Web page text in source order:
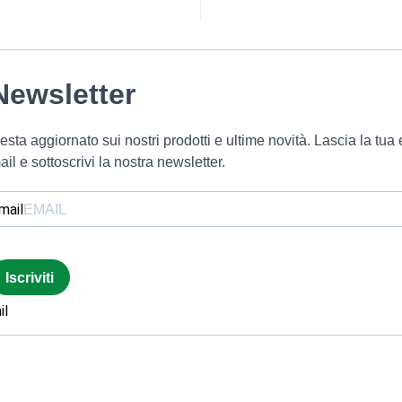
aggiornato sui nostri prodotti e ultime novità. Lascia la tua
e sottoscrivi la nostra newsletter.
Iscriviti